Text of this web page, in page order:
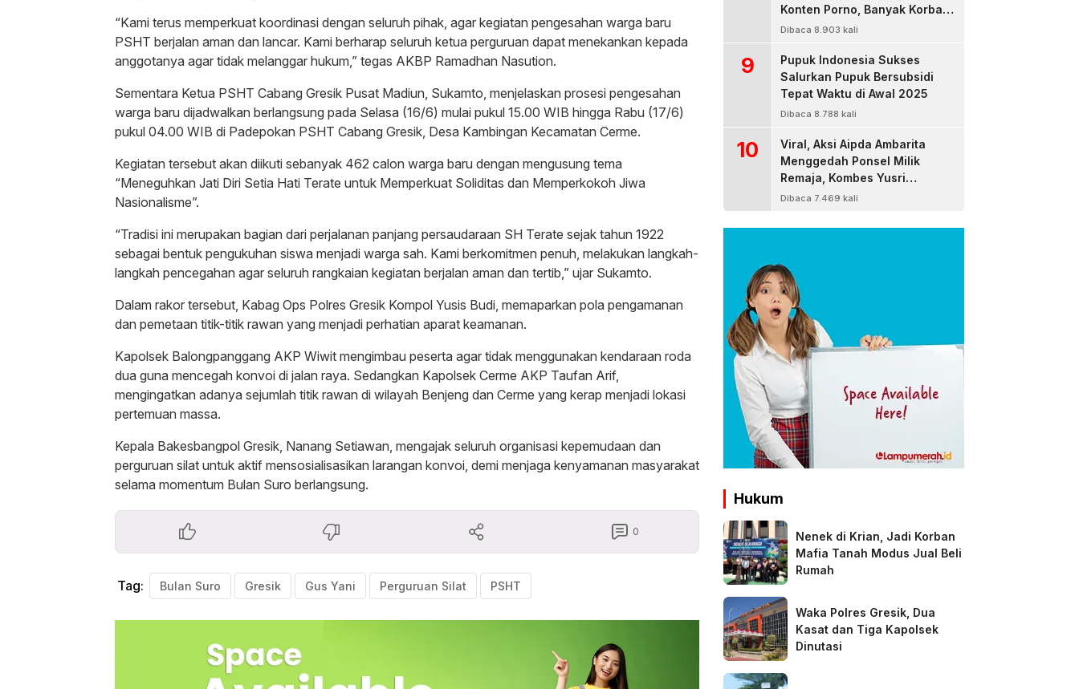
“Kami terus memperkuat koordinasi dengan seluruh pihak, agar kegiatan pengesahan warga baru
PSHT berjalan aman dan lancar. Kami berharap seluruh ketua perguruan dapat menekankan kepada
anggotanya agar tidak melanggar hukum,” tegas AKBP Ramadhan Nasution.
Sementara Ketua PSHT Cabang Gresik Pusat Madiun, Sukamto, menjelaskan prosesi pengesahan
warga baru dijadwalkan berlangsung pada Selasa (16/6) mulai pukul 15.00 WIB hingga Rabu (17/6)
pukul 04.00 WIB di Padepokan PSHT Cabang Gresik, Desa Kambingan Kecamatan Cerme.
Kegiatan tersebut akan diikuti sebanyak 462 calon warga baru dengan mengusung tema
“Meneguhkan Jati Diri Setia Hati Terate untuk Memperkuat Soliditas dan Memperkokoh Jiwa
Nasionalisme”.
“Tradisi ini merupakan bagian dari perjalanan panjang persaudaraan SH Terate sejak tahun 1922
sebagai bentuk pengukuhan siswa menjadi warga sah. Kami berkomitmen penuh, melakukan langkah-
langkah pencegahan agar seluruh rangkaian kegiatan berjalan aman dan tertib,” ujar Sukamto.
Dalam rakor tersebut, Kabag Ops Polres Gresik Kompol Yusis Budi, memaparkan pola pengamanan
dan pemetaan titik-titik rawan yang menjadi perhatian aparat keamanan.
Kapolsek Balongpanggang AKP Wiwit mengimbau peserta agar tidak menggunakan kendaraan roda
dua guna mencegah konvoi di jalan raya. Sedangkan Kapolsek Cerme AKP Taufan Arif,
mengingatkan adanya sejumlah titik rawan di wilayah Benjeng dan Cerme yang kerap menjadi lokasi
pertemuan massa.
Kepala Bakesbangpol Gresik, Nanang Setiawan, mengajak seluruh organisasi kepemudaan dan
perguruan silat untuk aktif mensosialisasikan larangan konvoi, demi menjaga kenyamanan masyarakat
selama momentum Bulan Suro berlangsung.
0
Tag: Bulan Suro Gresik Gus Yani Perguruan Silat PSHT
Konten Porno, Banyak Korban
Rugi Jutaan Rupiah
Dibaca 8.903 kali
9
Pupuk Indonesia Sukses
Salurkan Pupuk Bersubsidi
Tepat Waktu di Awal 2025
Dibaca 8.788 kali
10
Viral, Aksi Aipda Ambarita
Menggedah Ponsel Milik
Remaja, Kombes Yusri
Bereaksi
Dibaca 7.469 kali
Hukum
Nenek di Krian, Jadi Korban
Mafia Tanah Modus Jual Beli
Rumah
Waka Polres Gresik, Dua
Kasat dan Tiga Kapolsek
Dinutasi